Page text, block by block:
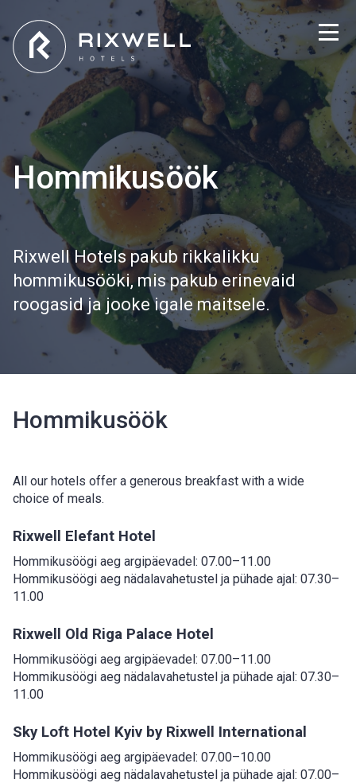
Hommikusöök
Rixwell Hotels pakub rikkalikku
hommikusööki, mis pakub erinevaid
roogasid ja jooke igale maitsele.
Hommikusöök
All our hotels offer a generous breakfast with a wide
choice of meals.
Rixwell Elefant Hotel
Hommikusöögi aeg argipäevadel: 07.00–11.00
Hommikusöögi aeg nädalavahetustel ja pühade ajal: 07.30–
11.00
Rixwell Old Riga Palace Hotel
Hommikusöögi aeg argipäevadel: 07.00–11.00
Hommikusöögi aeg nädalavahetustel ja pühade ajal: 07.30–
11.00
Sky Loft Hotel Kyiv by Rixwell International
Hommikusöögi aeg argipäevadel: 07.00–10.00
Hommikusöögi aeg nädalavahetustel ja pühade ajal: 07.00–